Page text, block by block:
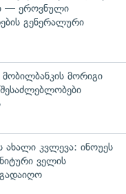
— ეროვნული
გენერალური
მორიგი
ახალი კვლევა: ინოუეს
ველის